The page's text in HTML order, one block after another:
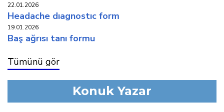
22.01.2026
headache diagnostic form
19.01.2026
baş ağrisi tani formu
Tümünü gör
Konuk Yazar